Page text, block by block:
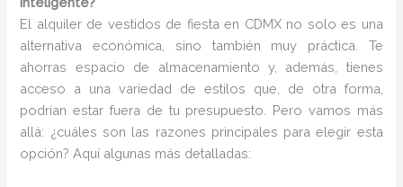
El alquiler de vestidos de fiesta en CDMX no solo es una
alternativa económica, sino también muy práctica. Te
ahorras espacio de almacenamiento y, además, tienes
acceso a una variedad de estilos que, de otra forma,
podrían estar fuera de tu presupuesto. Pero vamos más
allá: ¿cuáles son las razones principales para elegir esta
opción? Aquí algunas más detalladas: